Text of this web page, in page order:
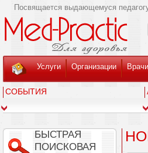
Посвящается выдающемуся
Услуги Организации Врачи
СОБЫТИЯ
БЫСТРАЯ
ПОИСКОВАЯ